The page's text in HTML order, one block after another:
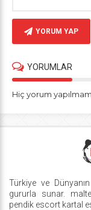
YORUM YAP
YORUMLAR
Hiç yorum
Türkiye ve
gururla sunar.
pendik escort kartal